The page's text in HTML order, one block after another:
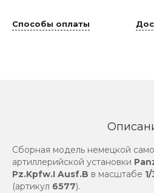
Способы оплаты
Сборная модель немецкой
артиллерийской установки
Pz.Kpfw.I Ausf.B в масштабе
(артикул 6577).